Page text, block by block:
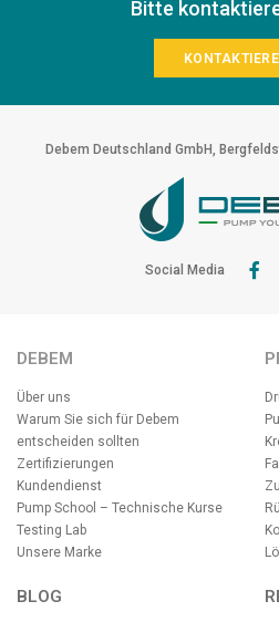
Bitte
Debem Deutschland GmbH,
Social Media
DEBEM
Über uns
Warum Sie sich für Debem
entscheiden sollten
Zertifizierungen
Kundendienst
Pump School – Technische Kurse
Testing Lab
Unsere Marke
BLOG